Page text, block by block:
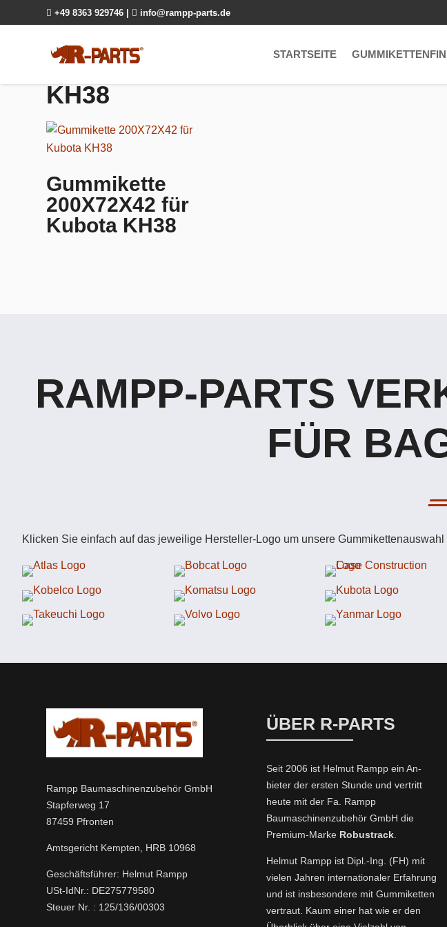
 +49 8363 929746  info@rampp-parts.de
STARTSEITE
KH38
Gummikette
200X72X42 für
Kubota KH38
RAMPP-PARTS
FÜR
Klicken Sie einfach auf das jeweilige Hersteller-Logo um unsere
Rampp Baumaschinenzubehör GmbH
Stapferweg 17
87459 Pfronten
Amtsgericht Kempten, HRB 10968
Geschäftsführer: Helmut Rampp
USt-IdNr.: DE275779580
Steuer Nr. : 125/136/00303
ÜBER R-PARTS
Seit 2006 ist Helmut Rampp ein An­
bieter der ersten Stunde und vertritt
heute mit der Fa. Rampp
Baumaschinenzubehör GmbH die
Premium-Marke Robustrack.
Helmut Rampp ist Dipl.-Ing. (FH) mit
vielen Jahren internationaler Erfahrung
und ist insbesondere mit Gummiketten
vertraut. Kaum einer hat wie er den